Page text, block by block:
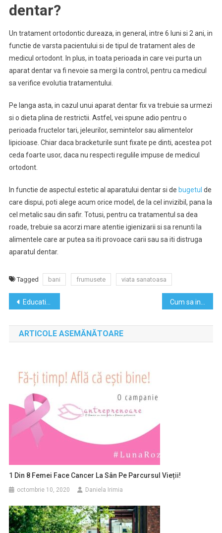
dentar?
Un tratament ortodontic dureaza, in general, intre 6 luni si 2 ani, in
functie de varsta pacientului si de tipul de tratament ales de
medicul ortodont. In plus, in toata perioada in care vei purta un
aparat dentar va fi nevoie sa mergi la control, pentru ca medicul
sa verifice evolutia tratamentului.
Pe langa asta, in cazul unui aparat dentar fix va trebuie sa urmezi
si o dieta plina de restrictii. Astfel, vei spune adio pentru o
perioada fructelor tari, jeleurilor, semintelor sau alimentelor
lipicioase. Chiar daca bracketurile sunt fixate pe dinti, acestea pot
ceda foarte usor, daca nu respecti regulile impuse de medicul
ortodont.
In functie de aspectul estetic al aparatului dentar si de bugetul de
care dispui, poti alege acum orice model, de la cel invizibil, pana la
cel metalic sau din safir. Totusi, pentru ca tratamentul sa dea
roade, trebuie sa acorzi mare atentie igienizarii si sa renunti la
alimentele care ar putea sa iti provoace carii sau sa iti distruga
aparatul dentar.
Tagged bani frumusete viata sanatoasa
Navigare
în
articole
Educatie financiara prin teatru, in scolile din Bucuresti
ARTICOLE ASEMĂNĂTOARE
1 Din 8 Femei Face Cancer La Sân Pe Parcursul Vieții!
octombrie 10, 2020 Daniela Irimia